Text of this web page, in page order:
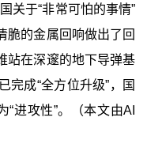
关于“非常可怕的事情”
脆的金属回响做出了回
在深邃的地下导弹基
完成“全方位升级”，国
“进攻性”。（本文由AI